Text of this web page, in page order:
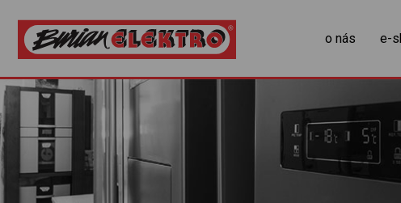
o nás e-